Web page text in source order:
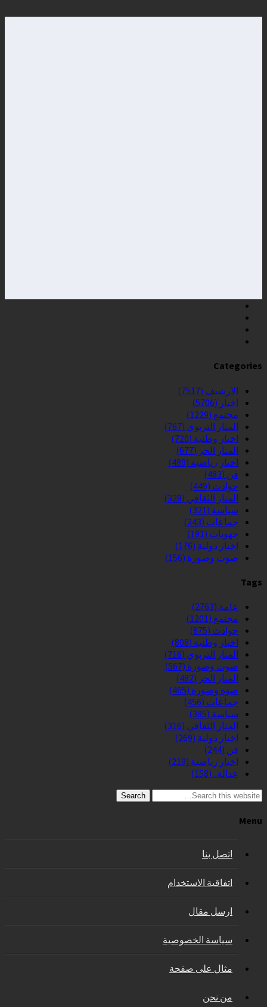
Categories
الارشيف (7517)
اخبار (5706)
مجتمع (1229)
المنار التربوي (767)
اخبار وطنية (720)
المنار الحر (677)
اخبار رياضية (489)
فن (483)
حوادث (449)
المنار الثقافي (328)
سياسة (321)
جماعات (243)
جهويات (191)
اخبار دولية (176)
صوت وصورة (156)
Tags
عامة (2763)
مجتمع (1201)
حوادث (875)
اخبار وطنية (808)
المنار التربوي (716)
صوت وصورة (567)
المنار الحر (482)
صوة وصورة (465)
جماعات (456)
سياسة (385)
المنار الثقافي (316)
اخبار دولية (269)
فن (244)
اخبار رياضية (219)
عدالة.. (158)
Search
Menu
اتصل بنا
اتفاقية الاستخدام
ارسل مقال
سياسة الخصوصية
مثال على صفحة
من نحن